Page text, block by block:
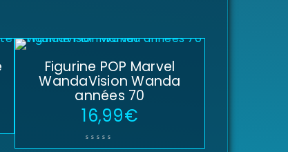
Figurine POP Marvel
WandaVision Wanda
années 70
16,99€